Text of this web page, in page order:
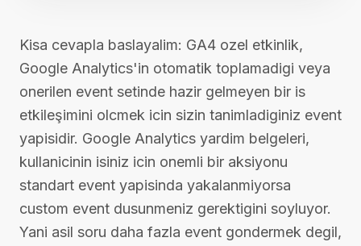
Kisa cevapla baslayalim: GA4 ozel etkinlik,
Google Analytics'in otomatik toplamadigi veya
onerilen event setinde hazir gelmeyen bir is
etkileşimini olcmek icin sizin tanimladiginiz event
yapisidir. Google Analytics yardim belgeleri,
kullanicinin isiniz icin onemli bir aksiyonu
standart event yapisinda yakalanmiyorsa
custom event dusunmeniz gerektigini soyluyor.
Yani asil soru daha fazla event gondermek degil,